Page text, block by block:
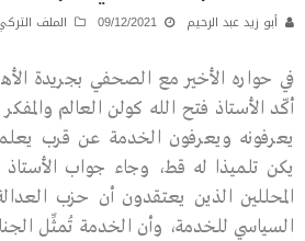
أبو زيد عبد الرحيم 09/12/2021 الملف
في حواره الأخير مع الصحفي بجريدة
أكّد الأستاذ فتح الله كولن العالم
يعرفونه ويعرفون الخدمة عن قرب
يكن تلميذا له قط، وجاء جواب
المحللين الذين يعتقدون أن حزب
السياسي للخدمة، وأن الخدمة تُمثِّل